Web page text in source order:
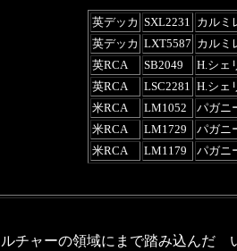
英デッカ SXL2231 カルミ
英デッカ LXT5587 カルミ
英RCA
SB2049
H.シェ
英RCA
LSC2281 H.シェ
米RCA
LM1052
パガニ
米RCA
LM1729
パガニ
米RCA
LM1179 パガニ
チャーの領域にまで踏み込んだ